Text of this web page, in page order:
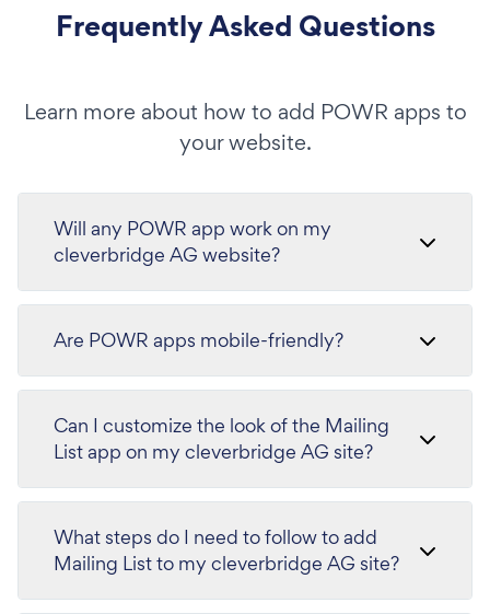
Frequently Asked Questions
Learn more about how to add POWR apps to
your website.
Will any POWR app work on my
cleverbridge AG website?
Are POWR apps mobile-friendly?
Can I customize the look of the Mailing
List app on my cleverbridge AG site?
What steps do I need to follow to add
Mailing List to my cleverbridge AG site?